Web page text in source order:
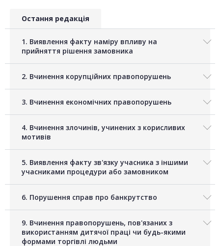
Остання редакція
1. Виявлення факту наміру впливу на
прийняття рішення замовника
2. Вчинення корупційних правопорушень
3. Вчинення економічних правопорушень
4. Вчинення злочинів, учинених з корисливих
мотивів
5. Виявлення факту зв'язку учасника з іншими
учасниками процедури або замовником
6. Порушення справ про банкрутство
9. Вчинення правопорушень, пов'язаних з
використанням дитячої праці чи будь-якими
формами торгівлі людьми